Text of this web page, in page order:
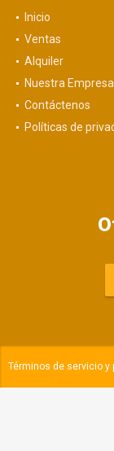
Inicio
Ventas
Alquiler
Nuestra Empresa
Contáctenos
Políticas de
Términos de servicio y